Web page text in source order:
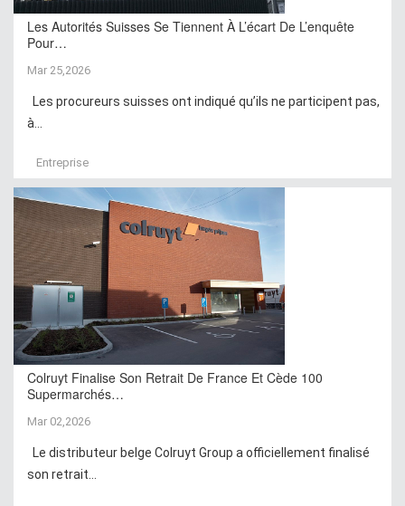
Les Autorités Suisses Se Tiennent À L’écart De L’enquête
Pour…
Mar 25,2026
Les procureurs suisses ont indiqué qu’ils ne participent pas,
à...
Entreprise
Colruyt Finalise Son Retrait De France Et Cède 100
Supermarchés…
Mar 02,2026
Le distributeur belge Colruyt Group a officiellement finalisé
son retrait...